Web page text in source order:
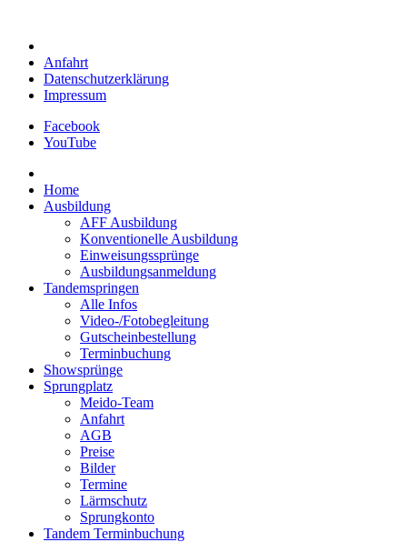
Anfahrt
Datenschutzerklärung
Impressum
Facebook
YouTube
Home
Ausbildung
AFF Ausbildung
Konventionelle Ausbildung
Einweisungssprünge
Ausbildungsanmeldung
Tandemspringen
Alle Infos
Video-/Fotobegleitung
Gutscheinbestellung
Terminbuchung
Showsprünge
Sprungplatz
Meido-Team
Anfahrt
AGB
Preise
Bilder
Termine
Lärmschutz
Sprungkonto
Tandem Terminbuchung